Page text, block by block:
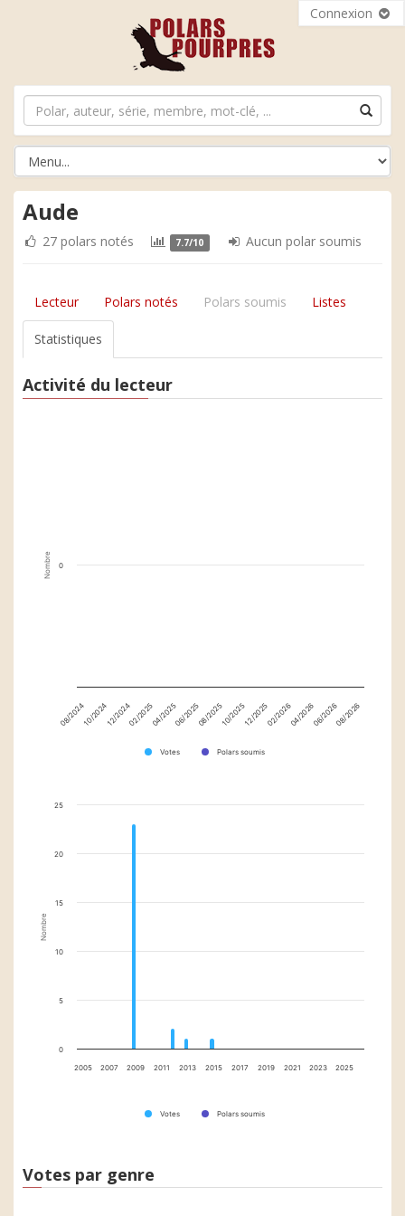
Connexion
Aude
27 polars notés 7.7/10 Aucun polar soumis
Lecteur Polars notés Polars soumis Listes
Statistiques
Activité du lecteur
Nombre
Votes Polars soumis
08/202410/202412/202402/202504/202506/202508/202510/202512/202502/202604/202606/202608/2026
0
Nombre
Votes Polars soumis
2005 2007 2009 2011 2013 2015 2017 2019 2021 2023 2025
0
5
10
15
20
25
Votes par genre